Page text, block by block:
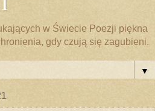
w Świecie Poezji piękna
gdy czują się zagubieni.
▼